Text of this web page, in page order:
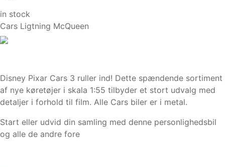
in stock
Cars Ligtning McQueen
Disney Pixar Cars 3 ruller ind! Dette spændende sortiment
af nye køretøjer i skala 1:55 tilbyder et stort udvalg med
detaljer i forhold til film. Alle Cars biler er i metal.
Start eller udvid din samling med denne personlighedsbil
og alle de andre fore